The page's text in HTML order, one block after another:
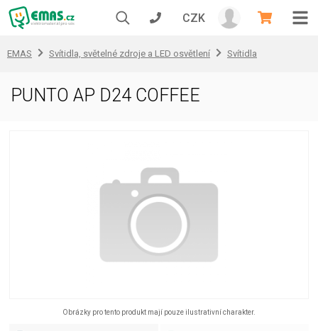
CZK
EMAS Svítidla, světelné zdroje a LED osvětlení Svítidla
PUNTO AP D24 COFFEE
Obrázky pro tento produkt mají pouze ilustrativní charakter.